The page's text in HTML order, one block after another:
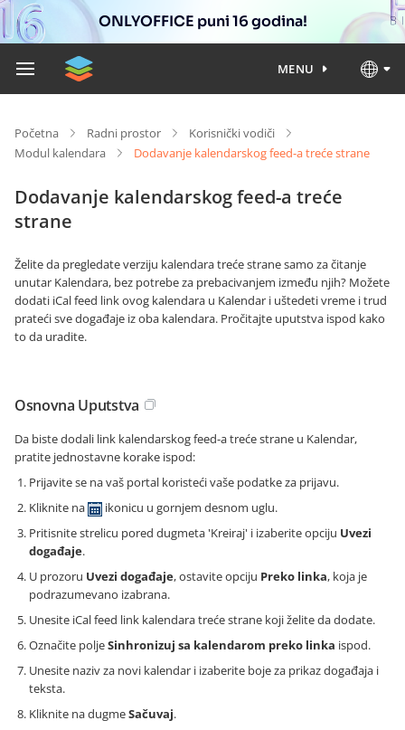
ONLYOFFICE puni 16 godina!
MENU
Početna Radni prostor
Korisnički vodiči
Modul kalendara
Dodavanje kalendarskog feed-a treće strane
Dodavanje kalendarskog feed-a treće
strane
Želite da pregledate verziju kalendara treće strane samo za čitanje
unutar Kalendara, bez potrebe za prebacivanjem između njih? Možete
dodati iCal feed link ovog kalendara u Kalendar i uštedeti vreme i trud
prateći sve događaje iz oba kalendara. Pročitajte uputstva ispod kako
to da uradite.
Osnovna Uputstva
Da biste dodali link kalendarskog feed-a treće strane u Kalendar,
pratite jednostavne korake ispod:
Prijavite se na vaš portal koristeći vaše podatke za prijavu.
Kliknite na
ikonicu u gornjem desnom uglu.
Pritisnite strelicu pored dugmeta 'Kreiraj' i izaberite opciju Uvezi
događaje.
U prozoru Uvezi događaje, ostavite opciju Preko linka, koja je
podrazumevano izabrana.
Unesite iCal feed link kalendara treće strane koji želite da dodate.
Označite poljeSinhronizuj sa kalendarom preko linka ispod.
Unesite naziv za novi kalendar i izaberite boje za prikaz događaja i
teksta.
Kliknite na dugmeSačuvaj.